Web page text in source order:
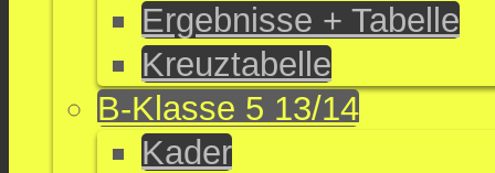
Ergebnisse + Tabelle
Kreuztabelle
B-Klasse 5 13/14
Kader